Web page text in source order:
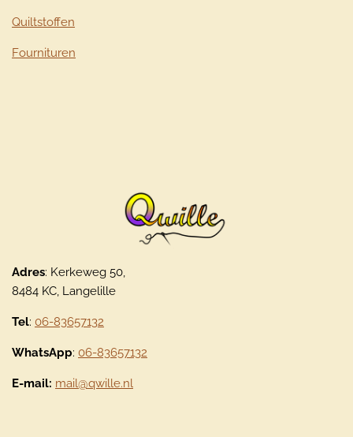
Quiltstoffen
Fournituren
Adres: Kerkeweg 50,
8484 KC, Langelille
Tel: 06-83657132
WhatsApp: 06-83657132
E-mail: mail@qwille.nl